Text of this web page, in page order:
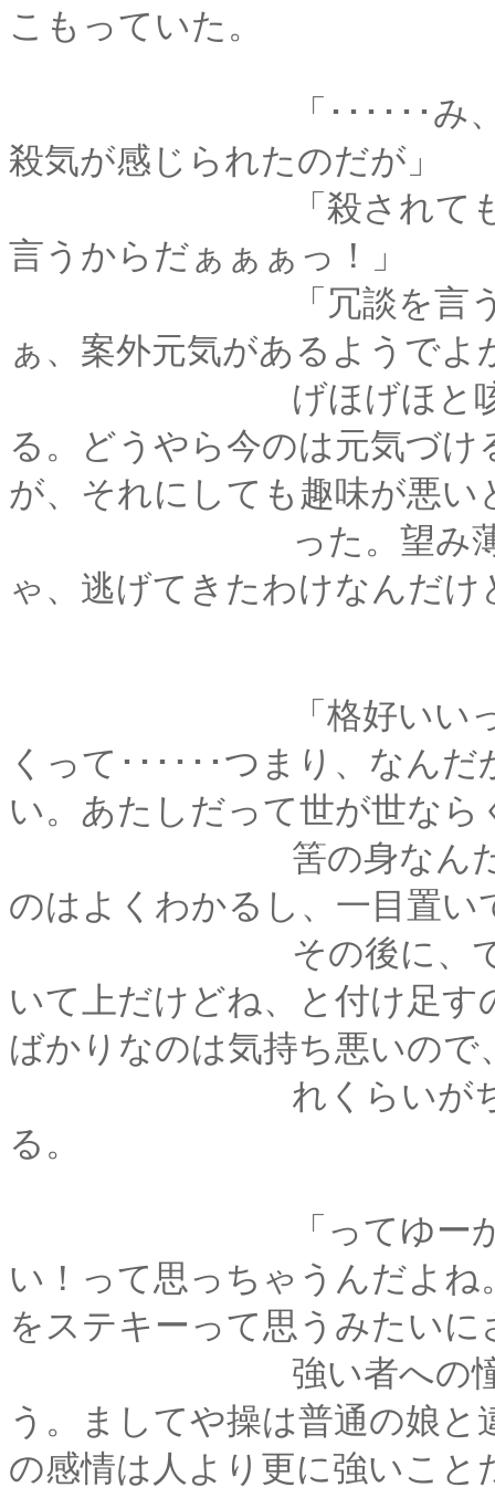
こもっていた。
「･･････み、操殿･･
殺気が感じられたのだが」
「殺されてもしょう
言うからだぁぁぁっ！」
「冗談を言うのも命
ぁ、案外元気があるようでよ
げほげほと咳き込み
る。どうやら今のは元気づ
が、それにしても趣味が悪い
った。望み薄だなん
ゃ、逃げてきたわけなんだけ
「格好いいってゆー
くって･･････つまり、なん
い。あたしだって世が世なら
筈の身なんだから、
のはよくわかるし、一目置
その後に、でもまぁ
いて上だけどね、と付け足
ばかりなのは気持ち悪いので
れくらいがちょうど
る。
「ってゆーか、あた
い！って思っちゃうんだよ
をステキーって思うみたいに
強い者への憧憬、そ
う。ましてや操は普通の娘
の感情は人より更に強いこと